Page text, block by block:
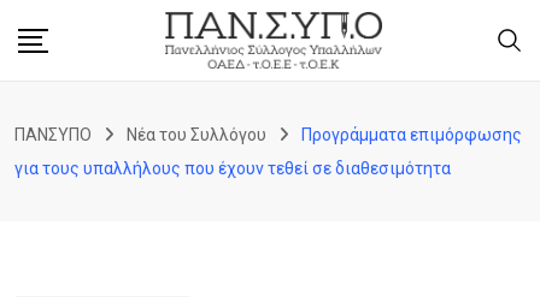
ΠΑΝΣΥΠΟ Νέα του Συλλόγου
Προγράμματα επιμόρφωσης
για τους υπαλλήλους που έχουν τεθεί σε διαθεσιμότητα